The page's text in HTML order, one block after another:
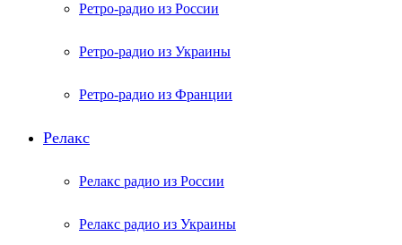
Ретро-радио из России
Ретро-радио из Украины
Ретро-радио из Франции
Релакс
Релакс радио из России
Релакс радио из Украины